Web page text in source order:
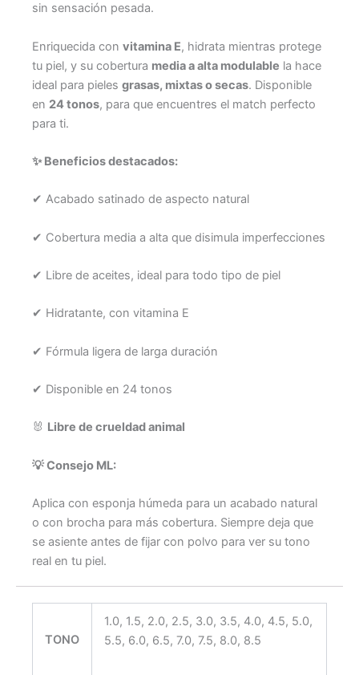
sin sensación pesada.
Enriquecida con vitamina E, hidrata mientras protege
tu piel, y su cobertura media a alta modulable la hace
ideal para pieles grasas, mixtas o secas. Disponible
en 24 tonos, para que encuentres el match perfecto
para ti.
✨ Beneficios destacados:
✔ Acabado satinado de aspecto natural
✔ Cobertura media a alta que disimula imperfecciones
✔ Libre de aceites, ideal para todo tipo de piel
✔ Hidratante, con vitamina E
✔ Fórmula ligera de larga duración
✔ Disponible en 24 tonos
🐰 Libre de crueldad animal
💡 Consejo ML:
Aplica con esponja húmeda para un acabado natural
o con brocha para más cobertura. Siempre deja que
se asiente antes de fijar con polvo para ver su tono
real en tu piel.
TONO
1.0, 1.5, 2.0, 2.5, 3.0, 3.5, 4.0, 4.5, 5.0,
5.5, 6.0, 6.5, 7.0, 7.5, 8.0, 8.5